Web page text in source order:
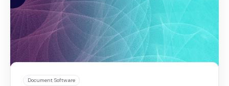
Document Software